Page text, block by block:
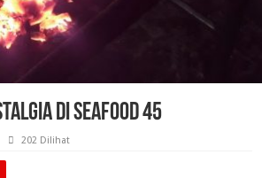
di Seafood 45
202 Dilihat